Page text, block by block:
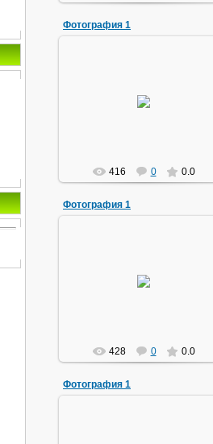
Фотография 1
416 0 0.0
Фотография 1
428 0 0.0
Фотография 1